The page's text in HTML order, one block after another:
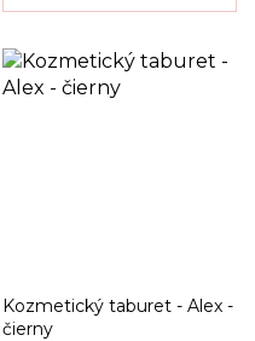
Kozmetický taburet - Alex -
čierny